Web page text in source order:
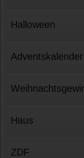
Halloween
Adventskalender
Haus
ZDF